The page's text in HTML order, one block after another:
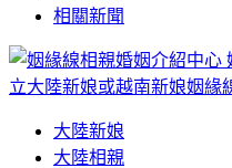
相關新聞
立大陸新娘或越南新娘姻緣
大陸新娘
大陸相親